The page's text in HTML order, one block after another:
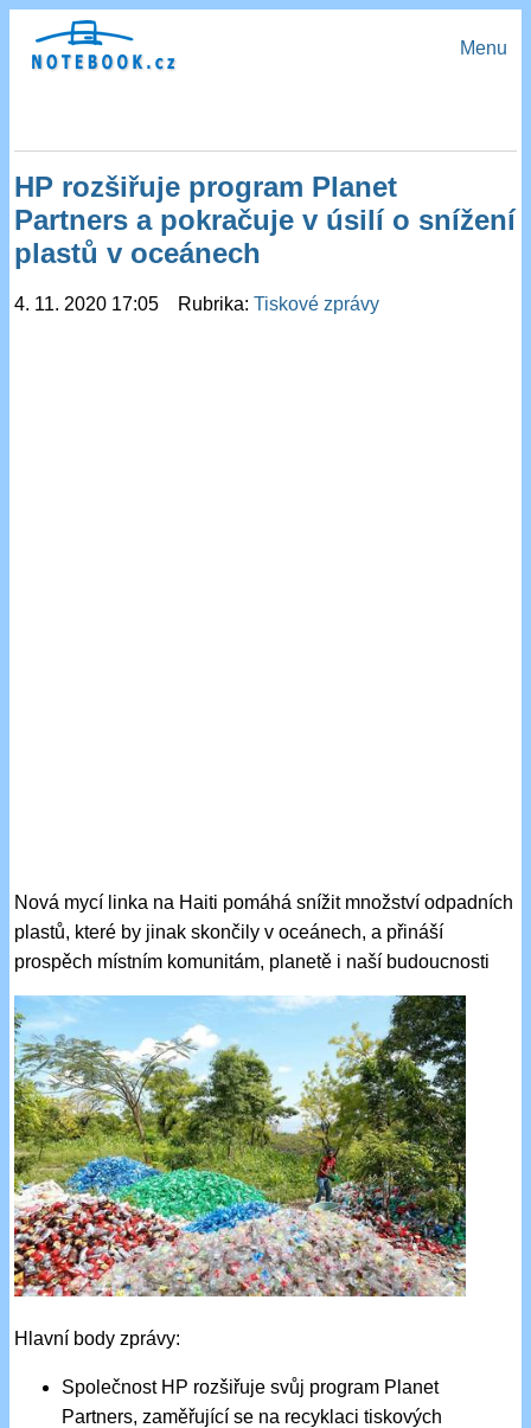
Menu
HP rozšiřuje program Planet
Partners a pokračuje v úsilí o snížení
plastů v oceánech
4. 11. 2020 17:05 Rubrika:Tiskové zprávy
Nová mycí linka na Haiti pomáhá snížit množství odpadních
plastů, které by jinak skončily v oceánech, a přináší
prospěch místním komunitám, planetě i naší budoucnosti
Hlavní body zprávy:
Společnost HP rozšiřuje svůj program Planet
Partners, zaměřující se na recyklaci tiskových